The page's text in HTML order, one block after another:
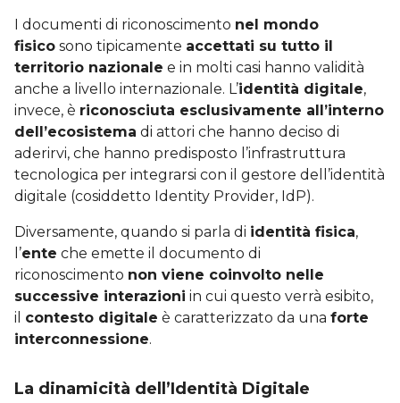
I documenti di riconoscimento nel mondo
fisico sono tipicamente accettati su tutto il
territorio nazionale e in molti casi hanno validità
anche a livello internazionale. L’identità digitale,
invece, è riconosciuta esclusivamente all’interno
dell’ecosistema di attori che hanno deciso di
aderirvi, che hanno predisposto l’infrastruttura
tecnologica per integrarsi con il gestore dell’identità
digitale (cosiddetto Identity Provider, IdP).
Diversamente, quando si parla di identità fisica,
l’ente che emette il documento di
riconoscimento non viene coinvolto nelle
successive interazioni in cui questo verrà esibito,
il contesto digitale è caratterizzato da una forte
interconnessione.
La dinamicità dell’Identità Digitale